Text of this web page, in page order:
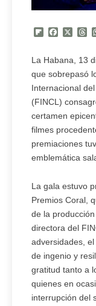
Flipboard
La Habana, 13
que sobrepasó
Internacional
(FINCL)
certamen
filmes
premiaciones
emblemática
La gala estuvo
Premios Coral,
de la
directora del
adversidades,
de ingenio y
gratitud tanto a
quienes en
interrupción del